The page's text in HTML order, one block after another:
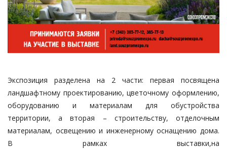
Экспозиция разделена на 2 части: первая посвящена
ландшафтному проектированию, цветочному оформлению,
оборудованию и материалам для обустройства
территории, а вторая – строительству, отделочным
материалам, освещению и инженерному оснащению дома.
В рамках выставки,на